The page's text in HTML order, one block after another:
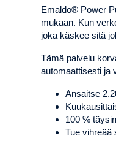
Emaldo® Power
mukaan. Kun
joka käskee sitä
Tämä palvelu
automaattisesti ja
Ansaitse
100 %
Tue vihreää